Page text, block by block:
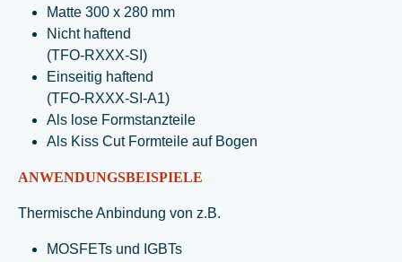
Matte 300 x 280 mm
Nicht haftend
(TFO-RXXX-SI)
Einseitig haftend
(TFO-RXXX-SI-A1)
Als lose Formstanzteile
Als Kiss Cut Formteile auf Bogen
ANWENDUNGSBEISPIELE
Thermische Anbindung von z.B.
MOSFETs und IGBTs